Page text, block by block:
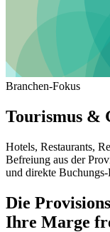
Branchen-Fokus
Tourismus &
Hotels, Restaurants,
Befreiung aus der
und direkte Buchungs-
Die
Ihre Marge